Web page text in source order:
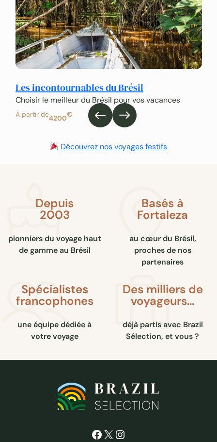
Les incontournables du Brésil
Choisir le meilleur du Brésil pour vos vacances
À partir de4200€
Découvrez nos voyages festifs
Depuis
2003
pionniers du voyage haut
de gamme au Brésil
Basés à
Fortaleza
au cœur du Brésil,
proches de nos
partenaires
Spécialistes
francophones
une équipe dédiée à
votre voyage
Des milliers de
voyageurs…
déjà partis avec Brazil
Sélection, et vous ?
Facebook
X Instagram